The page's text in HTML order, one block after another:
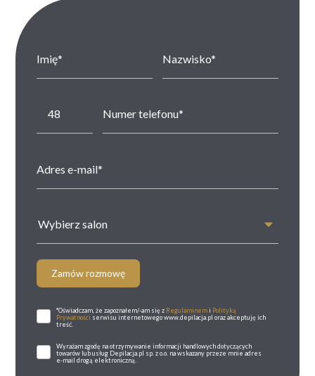
Wybierz salon
Zamów rozmowę
*Oświadczam, że zapoznałem/-am się z Regulaminemi Polityką
Prywatności serwisu internetowego www.depilacja.pl oraz akceptuję ich
treść.
Wyrażam zgodę na otrzymywanie informacji handlowych dotyczących
towarów lub usług Depilacja.pl sp. z o.o. na wskazany przeze mnie adres
e-mail drogą elektroniczną.